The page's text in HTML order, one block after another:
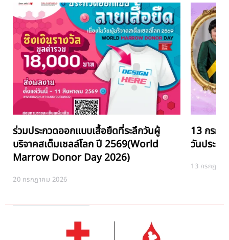
ร่วมประกวดออกแบบเสื้อยืดที่ระลึกวันผู้
บริจาคสเต็มเซลล์โลก ปี 2569(World
Marrow Donor Day 2026)
20 กรกฎาคม 2026
13 กรกฎ
วันประสูติ
13 กรกฎาค